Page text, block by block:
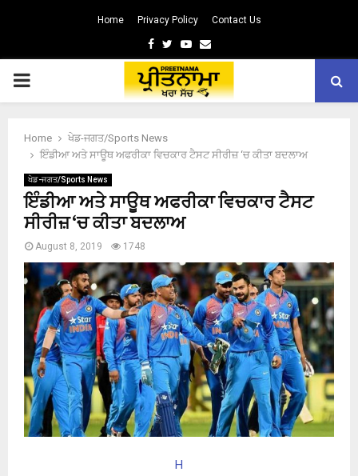
Home Privacy Policy Contact Us
Facebook
TwitterYoutube
Email
PRIMARY
Home
ਖੇਡ-ਜਗਤ/Sports News
ਇੰਡੀਆ ਅਤੇ ਸਾਊਥ ਅਫਰੀਕਾ ਵਿਚਕਾਰ ਟੈਸਟ ਸੀਰੀਜ਼ ‘ਚ ਕੀਤਾ ਬਦਲਾਅ
ਖੇਡ-ਜਗਤ/Sports News
ਇੰਡੀਆ ਅਤੇ ਸਾਊਥ ਅਫਰੀਕਾ ਵਿਚਕਾਰ ਟੈਸਟ
ਸੀਰੀਜ਼ ‘ਚ ਕੀਤਾ ਬਦਲਾਅ
August 8, 2019 1748
H